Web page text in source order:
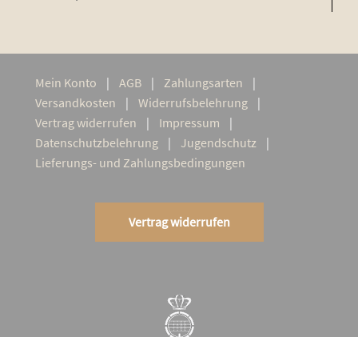
Mein Kon­to AGB
Zah­lungs­ar­ten
Ver­sand­kos­ten
Wider­rufs­be­leh­rung
Ver­trag widerrufen
Impres­sum
Daten­schutz­be­leh­rung
Jugend­schutz
Lie­­fe­rungs- und Zahlungsbedingungen
Vertrag widerrufen